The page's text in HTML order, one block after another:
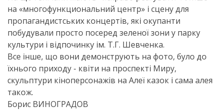
на «многофункциональний центр» і сцену для
пропагандистських концертів, які окупанти
побудували просто посеред зеленої зони у парку
культури і відпочинку ім. Т.Г. Шевченка.
Все інше, що вони демонструють на фото, було до
їхнього приходу - квіти на проспекті Миру,
скульптури кіноперсонажів на Алеї казок і сама алея
також.
Борис ВИНОГРАДОВ